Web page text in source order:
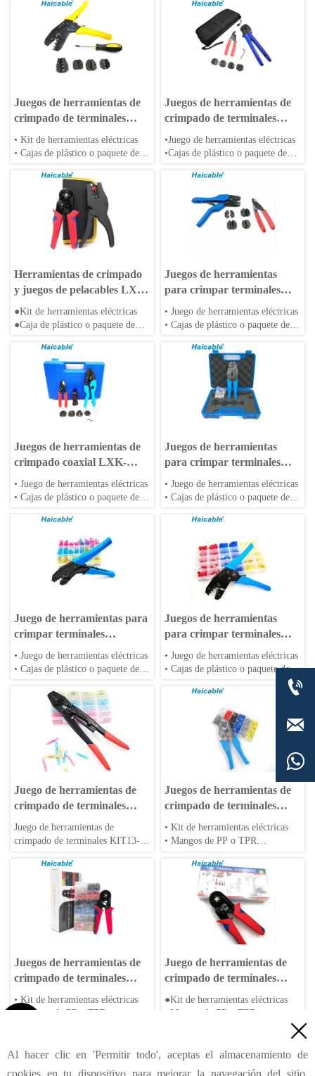
Juegos de herramientas de
crimpado de terminales
LXK-30JN
• Kit de herramientas eléctricas
• Cajas de plástico o paquete de
• Se aceptan matrices OEM
Juegos de herramientas de
crimpado de terminales
LXK-03D
•Juego de herramientas eléctricas
•Cajas de plástico o paquete de
•Se aceptan troqueles OEM
Herramientas de crimpado
y juegos de pelacables LXK-
64R
●Kit de herramientas eléctricas
●Caja de plástico o paquete de
OEM Dies are acceptable
Juegos de herramientas
para crimpar terminales
LXK-AN03C
• Juego de herramientas eléctricas
• Cajas de plástico o paquete de
• Se aceptan troqueles OEM
Juegos de herramientas de
crimpado coaxial LXK-
AN05C
• Juego de herramientas eléctricas
• Cajas de plástico o paquete de
• Se aceptan troqueles OEM
Juegos de herramientas
para crimpar terminales
LXK-LX30J
• Juego de herramientas eléctricas
• Cajas de plástico o paquete de
• Se aceptan troqueles OEM
Juego de herramientas para
crimpar terminales
termorretráctiles KIT30-
270H
• Juego de herramientas eléctricas
• Cajas de plástico o paquete de
• Se aceptan troqueles OEM
Juegos de herramientas
para crimpar terminales
aislados KIT30-480I
• Juego de herramientas eléctricas
• Cajas de plástico o paquete de
• Se aceptan troqueles OEM
Juego de herramientas de
crimpado de terminales
KIT13-120H
Juego de herramientas de
crimpado de terminales KIT13-
empalme. Crimpado por
indentación controlado por
trinquete para cables de 1.25–5.5
mm², longitud de 365 mm,
terminaciones no aisladas
confiables.
Juegos de herramientas de
crimpado de terminales
KIT16-1200E
• Kit de herramientas eléctricas
• Mangos de PP o TPR
Juegos de herramientas de
crimpado de terminales
KIT4-1200E
• Kit de herramientas eléctricas
• Mangos de PP o TPR
Juego de herramientas de
crimpado de terminales
HSC8 6-4A-1200E
●Kit de herramientas eléctricas
●Mangos de PP o TPR
Siguiente

Al hacer clic en 'Permitir todo', aceptas el almacenamiento de
cookies en tu dispositivo para mejorar la navegación del sitio,


